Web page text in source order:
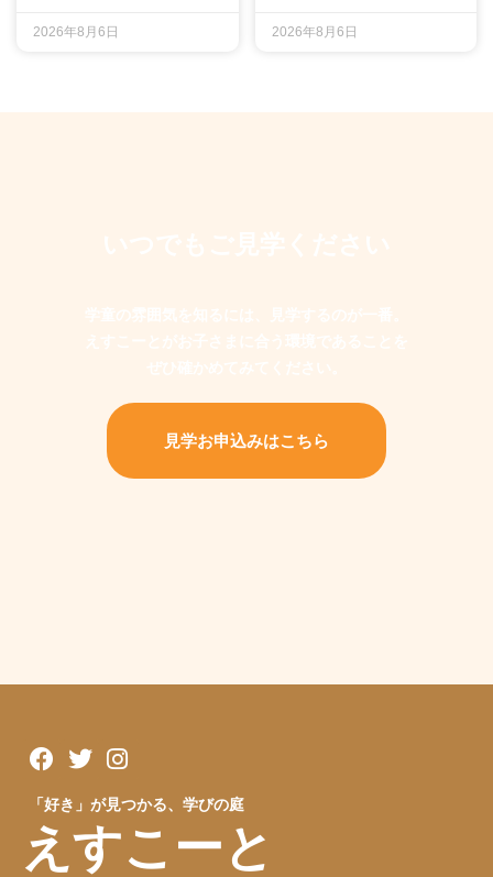
2026年8月6日 2026年8月6日
見学お申込みはこちら
「好き」が見つかる、学びの庭
えすこーと